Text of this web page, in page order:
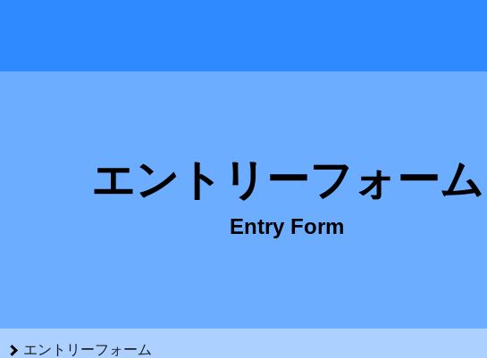
エントリーフォーム
Entry Form
エントリーフォーム